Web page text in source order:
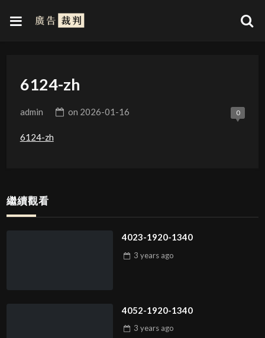
6124-zh
admin on 2026-01-16 0
6124-zh
繼續觀看
4023-1920-1340
3 years ago
4052-1920-1340
3 years ago